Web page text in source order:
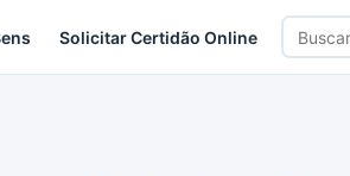
Solicitar Certidão Online
Buscar